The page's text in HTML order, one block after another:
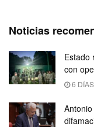
Noticias
Estado
con
6